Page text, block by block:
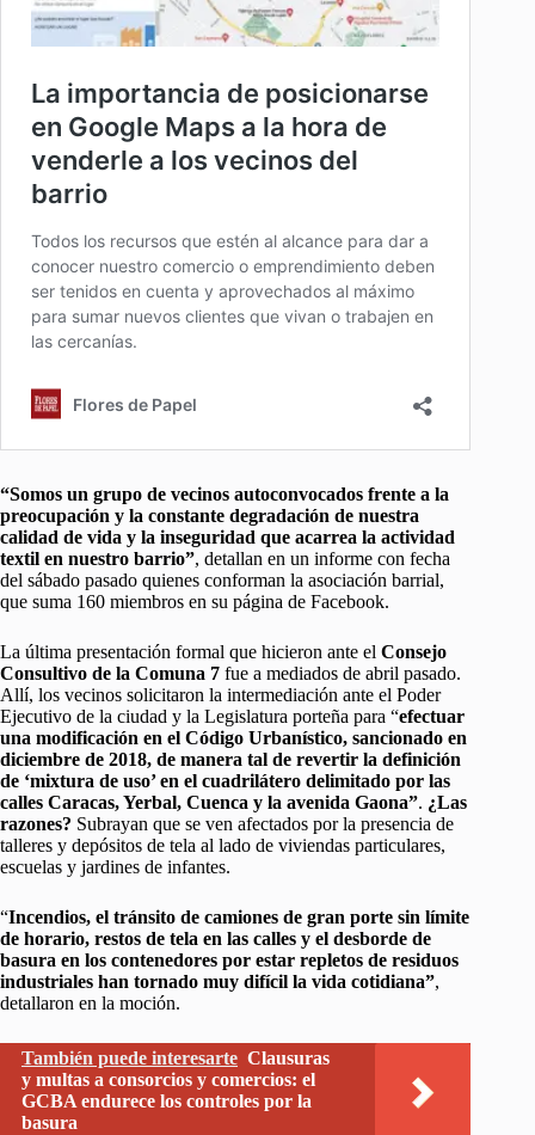
“Somos un grupo de vecinos autoconvocados frente a la
preocupación y la constante degradación de nuestra
calidad de vida y la inseguridad que acarrea la actividad
textil en nuestro barrio”, detallan en un informe con fecha
del sábado pasado quienes conforman la asociación barrial,
que suma 160 miembros en su página de Facebook.
La última presentación formal que hicieron ante el Consejo
Consultivo de la Comuna 7 fue a mediados de abril pasado.
Allí, los vecinos solicitaron la intermediación ante el Poder
Ejecutivo de la ciudad y la Legislatura porteña para “efectuar
una modificación en el Código Urbanístico, sancionado en
diciembre de 2018, de manera tal de revertir la definición
de ‘mixtura de uso’ en el cuadrilátero delimitado por las
calles Caracas, Yerbal, Cuenca y la avenida Gaona”. ¿Las
razones? Subrayan que se ven afectados por la presencia de
talleres y depósitos de tela al lado de viviendas particulares,
escuelas y jardines de infantes.
“Incendios, el tránsito de camiones de gran porte sin límite
de horario, restos de tela en las calles y el desborde de
basura en los contenedores por estar repletos de residuos
industriales han tornado muy difícil la vida cotidiana”,
detallaron en la moción.
También puede interesarte Clausuras
y multas a consorcios y comercios: el
GCBA endurece los controles por la
basura